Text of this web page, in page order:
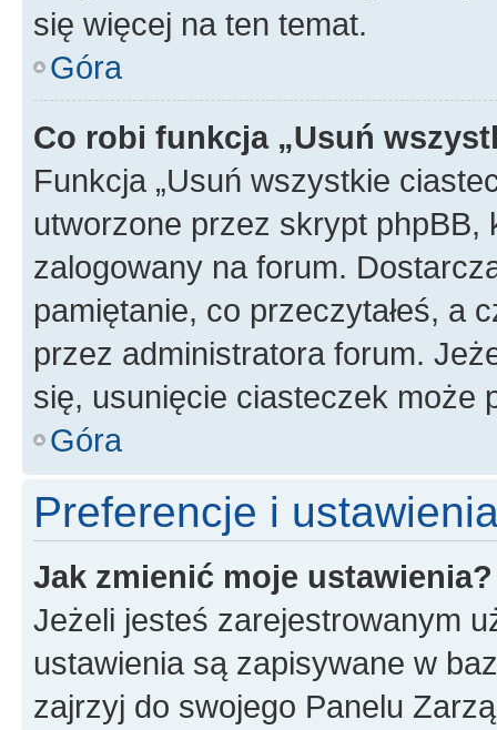
się więcej na ten temat.
Góra
Co robi funkcja „Usuń
Funkcja „Usuń wszystkie
utworzone przez skrypt
zalogowany na forum.
pamiętanie, co przeczytałeś, a
przez administratora forum.
się, usunięcie ciasteczek może
Góra
Preferencje i
Jak zmienić moje ustawienia?
Jeżeli jesteś zarejestrowanym
ustawienia są zapisywane w
zajrzyj do swojego Panelu